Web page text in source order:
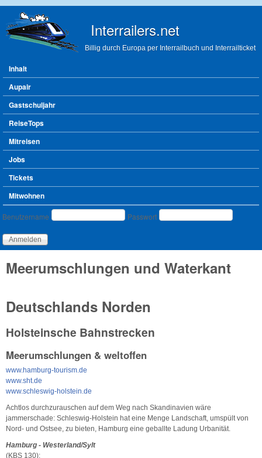
Interrailers.net
Billig durch Europa per Interrailbuch und Interrailticket
Hauptmenü
Inhalt
Aupair
Gastschuljahr
ReiseTops
Mitreisen
Jobs
Tickets
Mitwohnen
Benutzeranmeldung
Benutzername Passwort
Meerumschlungen und Waterkant
Deutschlands Norden
Holsteinsche Bahnstrecken
Meerumschlungen & weltoffen
www.hamburg-tourism.de
www.sht.de
www.schleswig-holstein.de
Achtlos durchzurauschen auf dem Weg nach Skandinavien wäre
jammerschade: Schleswig-Holstein hat eine Menge Landschaft, umspült von
Nord- und Ostsee, zu bieten, Hamburg eine geballte Ladung Urbanität.
Hamburg - Westerland/Sylt
(KBS 130):